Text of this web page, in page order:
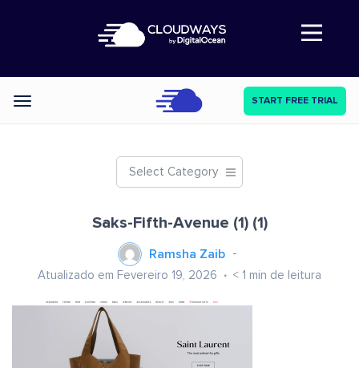
Abre a navegação
Categories START FREE TRIAL
Select Category
Saks-Fifth-Avenue (1) (1)
Ramsha Zaib
Atualizado em Fevereiro 19, 2026 < 1 min de leitura